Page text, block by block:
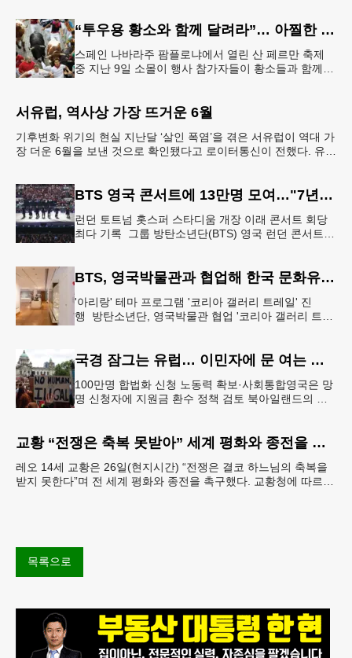
“투우용 황소와 함께 달려라”… 아찔한 스페인 산 페르만 축제
스페인 나바라주 팜플로냐에서 열린 산 페르만 축제
중 지난 9일 소몰이 행사 참가자들이 황소들과 함께
서유럽, 역사상 가장 뜨거운 6월
기후변화 위기의 현실 지난달 ‘살인 폭염’을 겪은 서유럽이 역대 가
장 더운 6월을 보낸 것으로 확인됐다고 로이터통신이 전했다. 유럽
BTS 영국 콘서트에 13만명 모여…"7년전 웸블리 감동 다시 느껴"
런던 토트넘 홋스퍼 스타디움 개장 이래 콘서트 회당
최다 기록 그룹 방탄소년단(BTS) 영국 런던 콘서트
BTS, 영국박물관과 협업해 한국 문화유산 알린다
'아리랑' 테마 프로그램 '코리아 갤러리 트레일' 진
행 방탄소년단, 영국박물관 협업 '코리아 갤러리 트레
국경 잠그는 유럽… 이민자에 문 여는 스페인
100만명 합법화 신청 노동력 확보·사회통합영국은 망
명 신청자에 지원금 환수 정책 검토 북아일랜드의 벨
교황 “전쟁은 축복 못받아” 세계 평화와 종전을 촉구
레오 14세 교황은 26일(현지시간) “전쟁은 결코 하느님의 축복을
받지 못한다”며 전 세계 평화와 종전을 촉구했다. 교황청에 따르면
목록으로